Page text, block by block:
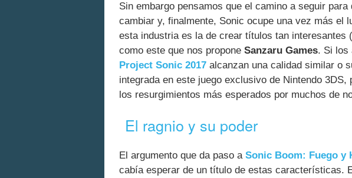
Sin embargo pensamos que el camino a seguir
cambiar y, finalmente, Sonic ocupe una vez más el
esta industria es la de crear títulos tan interesantes
como este que nos propone Sanzaru Games. Si los
Project Sonic 2017 alcanzan una calidad similar o
integrada en este juego exclusivo de Nintendo 3DS,
los resurgimientos más esperados por muchos de
El ragnio y su poder
El argumento que da paso a Sonic Boom: Fuego y
cabía esperar de un título de estas características.